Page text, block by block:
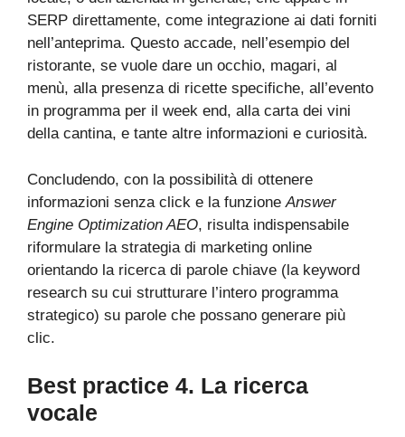
SERP direttamente, come integrazione ai dati forniti
nell’anteprima. Questo accade, nell’esempio del
ristorante, se vuole dare un occhio, magari, al
menù, alla presenza di ricette specifiche, all’evento
in programma per il week end, alla carta dei vini
della cantina, e tante altre informazioni e curiosità.
Concludendo, con la possibilità di ottenere
informazioni senza click e la funzione Answer
Engine Optimization AEO, risulta indispensabile
riformulare la strategia di marketing online
orientando la ricerca di parole chiave (la keyword
research su cui strutturare l’intero programma
strategico) su parole che possano generare più
clic.
Best practice 4. La ricerca
vocale